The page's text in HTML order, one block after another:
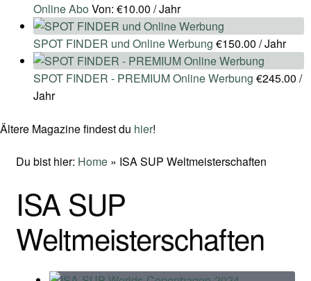
Online AboVon: €10.00 / Jahr
SPOT FINDER und Online Werbung €150.00 / Jahr
SPOT FINDER - PREMIUM Online Werbung €245.00 /
Jahr
Ältere Magazine findest du hier!
Du bist hier: Home» ISA SUP Weltmeisterschaften
ISA SUP
Weltmeisterschaften